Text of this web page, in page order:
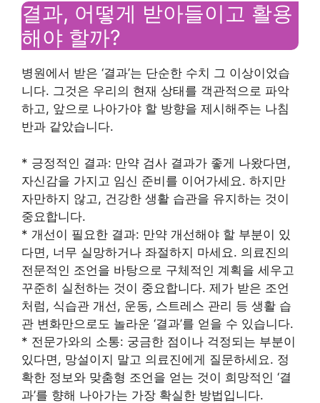
결과, 어떻게 받아들이고 활용
해야 할까?
병원에서 받은 ‘결과’는 단순한 수치 그 이상이었습
니다. 그것은 우리의 현재 상태를 객관적으로 파악
하고, 앞으로 나아가야 할 방향을 제시해주는 나침
반과 같았습니다.
* 긍정적인 결과: 만약 검사 결과가 좋게 나왔다면,
자신감을 가지고 임신 준비를 이어가세요. 하지만
자만하지 않고, 건강한 생활 습관을 유지하는 것이
중요합니다.
* 개선이 필요한 결과: 만약 개선해야 할 부분이 있
다면, 너무 실망하거나 좌절하지 마세요. 의료진의
전문적인 조언을 바탕으로 구체적인 계획을 세우고
꾸준히 실천하는 것이 중요합니다. 제가 받은 조언
처럼, 식습관 개선, 운동, 스트레스 관리 등 생활 습
관 변화만으로도 놀라운 ‘결과’를 얻을 수 있습니다.
* 전문가와의 소통: 궁금한 점이나 걱정되는 부분이
있다면, 망설이지 말고 의료진에게 질문하세요. 정
확한 정보와 맞춤형 조언을 얻는 것이 희망적인 ‘결
과’를 향해 나아가는 가장 확실한 방법입니다.